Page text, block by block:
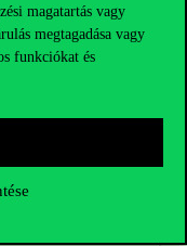
magatartás vagy
megtagadása vagy
funkciókat és